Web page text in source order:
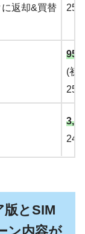
返却&買替
25
958
(初
25
24
とSIM